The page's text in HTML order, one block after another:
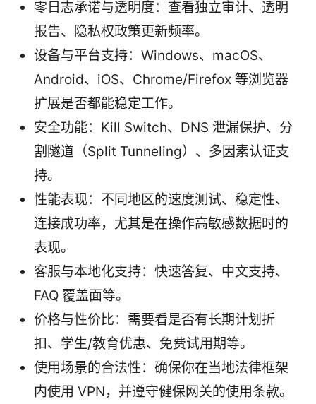
零日志承诺与透明度：查看独立审计、透明
报告、隐私权政策更新频率。
设备与平台支持：Windows、macOS、
Android、iOS、Chrome/Firefox 等浏览器
扩展是否都能稳定工作。
安全功能：Kill Switch、DNS 泄漏保护、分
割隧道（Split Tunneling）、多因素认证支
持。
性能表现：不同地区的速度测试、稳定性、
连接成功率，尤其是在操作高敏感数据时的
表现。
客服与本地化支持：快速答复、中文支持、
FAQ 覆盖面等。
价格与性价比：需要看是否有长期计划折
扣、学生/教育优惠、免费试用期等。
使用场景的合法性：确保你在当地法律框架
内使用 VPN，并遵守健保网关的使用条款。